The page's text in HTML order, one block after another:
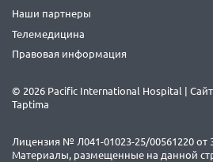
Наши партнеры
Телемедицина
Правовая информация
© 2026 Pacific International Hospital | Сайт
Taptima
Лицензия № Л041-01023-25/00561220 от
Материалы, размещенные на данной